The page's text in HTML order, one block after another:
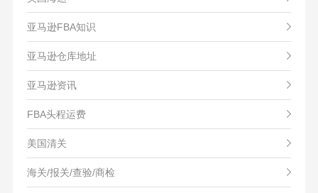
亚马逊FBA知识
亚马逊仓库地址
亚马逊资讯
FBA头程运费
美国清关
海关/报关/查验/商检